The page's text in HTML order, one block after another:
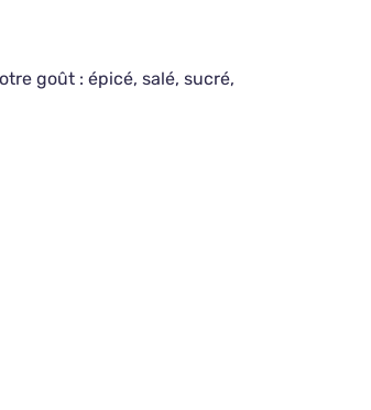
goût : épicé, salé, sucré,